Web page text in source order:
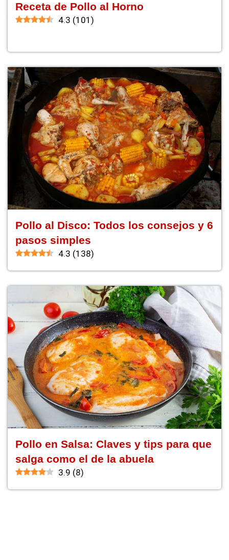
Receta de Pollo al Horno
4.3 (101 )
Pollo al Disco: Todos los consejos y 6
pasos simples
4.3 (138)
Pollo en Salsa: Claves y tips para que
salga como el de la abuela
3.9 (8)